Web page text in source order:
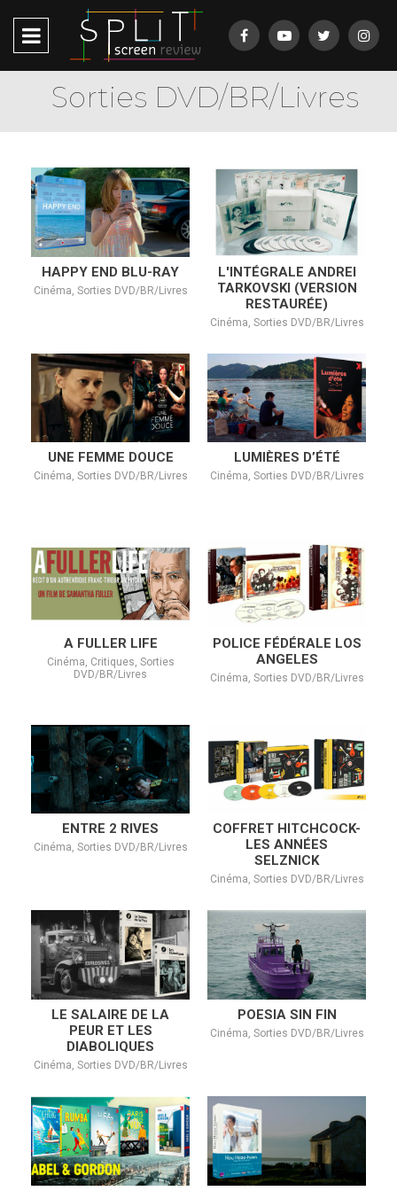
Sorties DVD/BR/Livres
HAPPY END BLU-RAY
Cinéma, Sorties DVD/BR/Livres
L'INTÉGRALE ANDREI
TARKOVSKI (VERSION
RESTAURÉE)
Cinéma, Sorties DVD/BR/Livres
UNE FEMME DOUCE
Cinéma, Sorties DVD/BR/Livres
LUMIÈRES D’ÉTÉ
Cinéma, Sorties DVD/BR/Livres
A FULLER LIFE
Cinéma, Critiques, Sorties
DVD/BR/Livres
POLICE FÉDÉRALE LOS
ANGELES
Cinéma, Sorties DVD/BR/Livres
ENTRE 2 RIVES
Cinéma, Sorties DVD/BR/Livres
COFFRET HITCHCOCK-
LES ANNÉES
SELZNICK
Cinéma, Sorties DVD/BR/Livres
LE SALAIRE DE LA
PEUR ET LES
DIABOLIQUES
Cinéma, Sorties DVD/BR/Livres
POESIA SIN FIN
Cinéma, Sorties DVD/BR/Livres